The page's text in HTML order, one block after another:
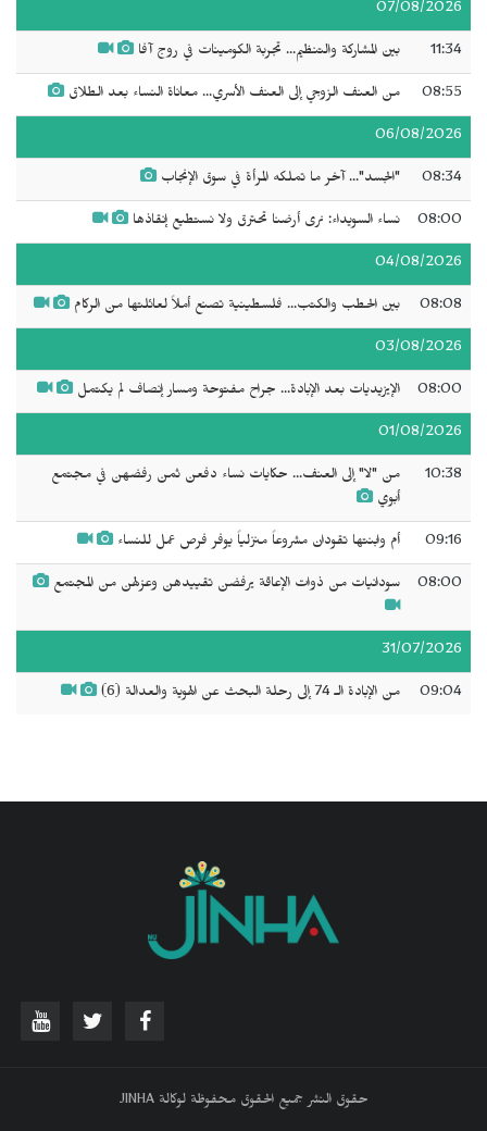
07/08/2026
11:34 بين المشاركة والتنظيم... تجربة الكومينات في روج آفا
08:55 من العنف الزوجي إلى العنف الأسري... معاناة النساء بعد الطلاق
06/08/2026
08:34 "الجسد"... آخر ما تملكه المرأة في سوق الإنجاب
08:00 نساء السويداء: نرى أرضنا تحترق ولا نستطيع إنقاذها
04/08/2026
08:08 بين الحطب والكتب... فلسطينية تصنع أملاً لعائلتها من الركام
03/08/2026
08:00 الإيزيديات بعد الإبادة... جراح مفتوحة ومسار إنصاف لم يكتمل
01/08/2026
10:38
من "لا" إلى العنف... حكايات نساء دفعن ثمن رفضهن في مجتمع
أبوي
09:16 أم وابنتها تقودان مشروعاً منزلياً يوفر فرص عمل للنساء
08:00 سودانيات من ذوات الإعاقة يرفضن تقييدهن وعزلهن من المجتمع
31/07/2026
09:04 من الإبادة الـ 74 إلى رحلة البحث عن الهوية والعدالة (6)
حقوق النشر جميع الحقوق محفوظة لوكالة JINHA